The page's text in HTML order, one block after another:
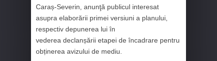
Caraș-Severin, anunţă publicul interesat
asupra elaborării primei versiuni a planului,
respectiv depunerea lui în
vederea declanșării etapei de încadrare pentru
obținerea avizului de mediu.